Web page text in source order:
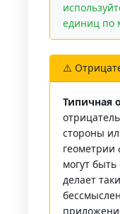
единиц по
⚠️
Типичная
стороны
геометрии
могут
делает